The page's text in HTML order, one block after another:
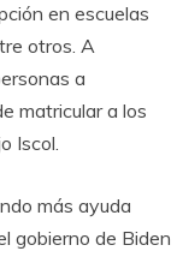
en escuelas
otros. A
a
matricular a los
Iscol.
más ayuda
gobierno de Biden